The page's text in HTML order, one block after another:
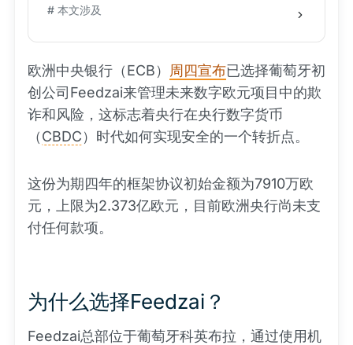
# 本文涉及
欧洲中央银行（ECB） 周四宣布已选择葡萄牙初
创公司Feedzai来管理未来数字欧元项目中的欺
诈和风险，这标志着央行在央行数字货币
（CBDC）时代如何实现安全的一个转折点。
这份为期四年的框架协议初始金额为7910万欧
元，上限为2.373亿欧元，目前欧洲央行尚未支
付任何款项。
为什么选择Feedzai？
Feedzai总部位于葡萄牙科英布拉，通过使用机